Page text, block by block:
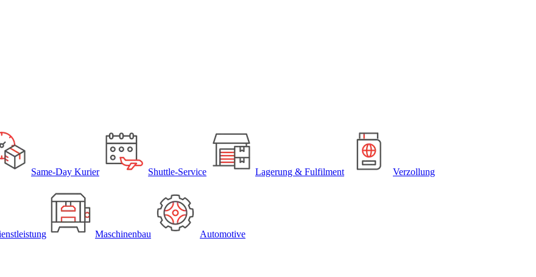
Same-Day Kurier Shuttle-Service Lagerung & Fulfilment
Verzollung
Maschinenbau
Automotive